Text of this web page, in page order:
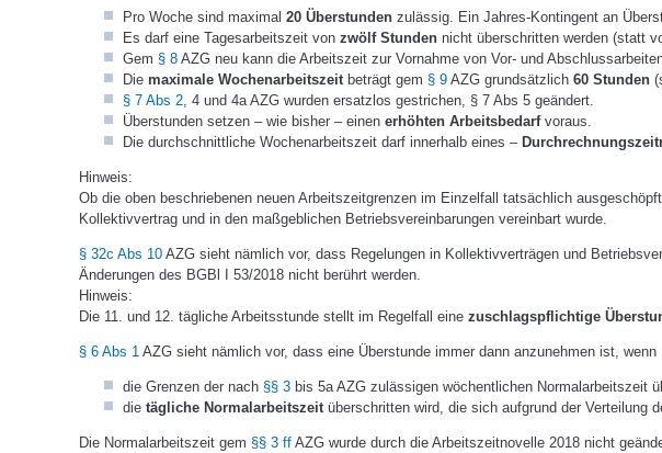
Pro Woche sind maximal 20 Überstunden zulässig. Ein Jahres-Kontingent an
Es darf eine Tagesarbeitszeit von zwölf Stunden nicht überschritten werden (statt
Gem § 8 AZG neu kann die Arbeitszeit zur Vornahme von Vor- und
Die maximale Wochenarbeitszeit beträgt gem § 9 AZG grundsätzlich 60 Stunden
§ 7 Abs 2 , 4 und 4a AZG wurden ersatzlos gestrichen, § 7 Abs 5 geändert.
Überstunden setzen – wie bisher – einen erhöhten Arbeitsbedarfvoraus.
Die durchschnittliche Wochenarbeitszeit darf innerhalb eines –
Hinweis:
Ob die oben beschriebenen neuen Arbeitszeitgrenzen im Einzelfall tatsächlich
Kollektivvertrag und in den maßgeblichen Betriebsvereinbarungen vereinbart wurde.
§ 32c Abs 10 AZG sieht nämlich vor, dass Regelungen in Kollektivverträgen und
Änderungen des BGBl I 53/2018 nicht berührt werden.
Hinweis:
Die 11. und 12. tägliche Arbeitsstunde stellt im Regelfall eine zuschlagspflichtige
§ 6 Abs 1 AZG sieht nämlich vor, dass eine Überstunde immer dann anzunehmen ist, wenn
die Grenzen der nach §§ 3 bis 5a AZG zulässigen wöchentlichen Normalarbeitszeit
die tägliche Normalarbeitszeit überschritten wird, die sich aufgrund der Verteilung
Die Normalarbeitszeit gem §§ 3 ff AZG wurde durch die Arbeitszeitnovelle 2018 nicht